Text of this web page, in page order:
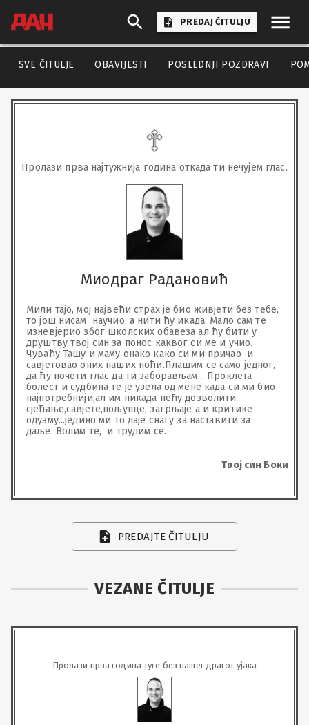
PREDAJ ČITULJU
SVE ČITULJE OBAVIJESTI POSLEDNJI POZDRAVI
Пролази прва најтужнија година откада ти нечујем глас.
Миодраг Радановић
Мили тајо, мој највећи страх је био живјети без тебе,
то још нисам  научио, а нити ћу икада. Мало сам те
изневјерио због школских обавеза ал ћу бити у
друштву твој син за понос каквог си ме и учио.
Чуваћу Ташу и маму онако како си ми причао  и
савјетовао оних наших ноћи.Плашим се само једног,
да ћу почети глас да ти заборављам... Проклета
болест и судбина те је узела од мене када си ми био
најпотребнији,ал им никада нећу дозволити
сјећање,савјете,пољупце, загрљаје а и критике
одузму...једино ми то даје снагу за наставити за
даље. Волим те,  и трудим се.
Твој син Боки
PREDAJTE ČITULJU
VEZANE ČITULJE
Пролази прва година туге без нашег драгог ујака